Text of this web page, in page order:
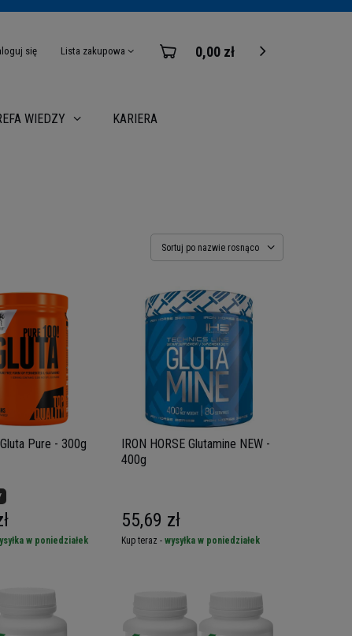
się Lista zakupowa 0,00 zł
WIEDZY KARIERA
Sortuj po nazwie rosnąco
Pure - 300g
w poniedziałek
IRON HORSE Glutamine NEW -
400g
55,69 zł
Kup teraz - wysyłka w poniedziałek